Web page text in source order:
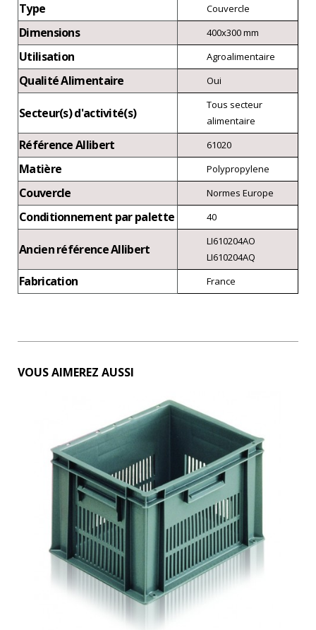
Type Couvercle
Dimensions 400x300 mm
Utilisation Agroalimentaire
Qualité Alimentaire Oui
Secteur(s) d'activité(s)
Tous secteur
alimentaire
Référence Allibert 61020
Matière Polypropylene
Couvercle Normes Europe
Conditionnement par palette 40
Ancien référence Allibert
LI610204AO
LI610204AQ
Fabrication France
VOUS AIMEREZ AUSSI